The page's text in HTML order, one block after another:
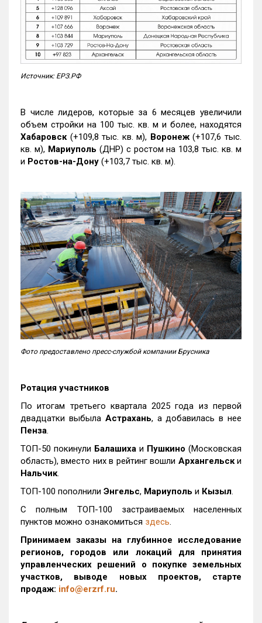
Источник: ЕРЗ.РФ
В числе лидеров, которые за 6 месяцев увеличили
объем стройки на 100 тыс. кв. м и более, находятся
Хабаровск (+109,8 тыс. кв. м), Воронеж(+107,6 тыс.
кв. м), Мариуполь (ДНР) с ростом на 103,8 тыс. кв. м
и Ростов-на-Дону (+103,7 тыс. кв. м).
Фото предоставлено пресс-службой компании Брусника
Ротация участников
По итогам третьего квартала 2025 года из первой
двадцатки выбыла Астрахань, а добавилась в нее
Пенза.
ТОП-50 покинули Балашиха и Пушкино (Московская
область), вместо них в рейтинг вошли Архангельски
Нальчик.
ТОП-100 пополнили Энгельс, Мариуполь и Кызыл.
С полным ТОП-100 застраиваемых населенных
пунктов можно ознакомиться здесь.
Принимаем заказы на глубинное исследование
регионов, городов или локаций для принятия
управленческих решений о покупке земельных
участков, выводе новых проектов, старте
продаж: info@erzrf.ru.